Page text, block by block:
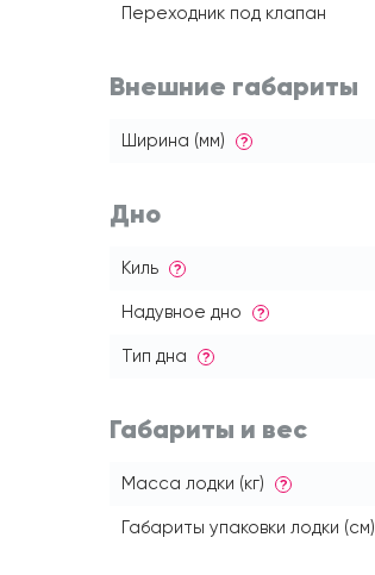
Переходник под клапан
Внешние габариты
Ширина (мм) ?
Дно
Киль ?
Надувное дно ?
Тип дна ?
Габариты и вес
Масса лодки (кг) ?
Габариты упаковки лодки (см)